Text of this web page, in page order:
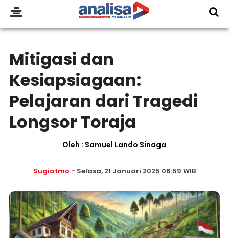
Mitigasi dan
Kesiapsiagaan:
Pelajaran dari Tragedi
Longsor Toraja
Oleh : Samuel Lando Sinaga
Sugiatmo - Selasa, 21 Januari 2025 06:59 WIB